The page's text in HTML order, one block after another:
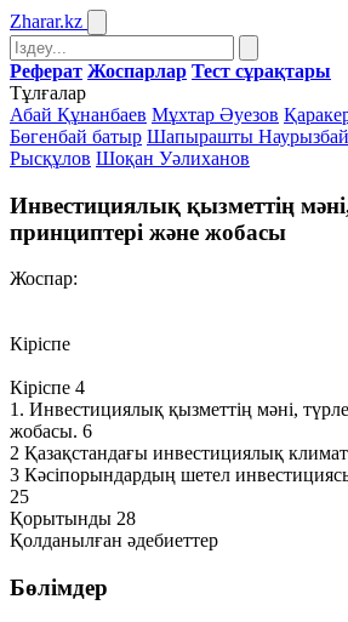
Zharar.kz
Реферат Жоспарлар Тест сұрақтары
Тұлғалар
Абай Құнанбаев Мұхтар Әуезов
Бөгенбай батыр Шапырашты
Рысқұлов Шоқан Уәлиханов
Инвестициялық қызметтің
принциптері және жобасы
Жоспар:
Кіріспе
Кіріспе 4
1. Инвестициялық қызметтің мәні,
жобасы. 6
2 Қазақстандағы инвестициялық
3 Кәсіпорындардың шетел
25
Қорытынды 28
Қолданылған әдебиеттер
Бөлімдер